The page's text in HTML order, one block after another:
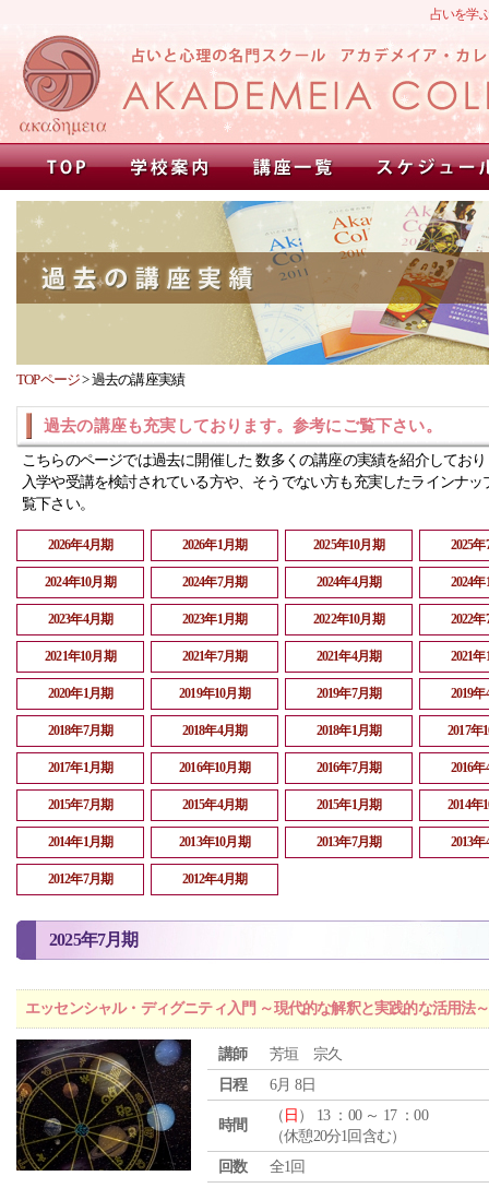
占いを学
TOPページ>過去の講座実績
過去の講座も充実しております。参考にご覧下さい。
こちらのページでは過去に開催した 数多くの講座の実績を紹介してお
入学や受講を検討されている方や、そうでない方も充実したラインナッ
覧下さい。
2026年4月期 2026年1月期 2025年10月期 2025
2024年10月期 2024年7月期 2024年4月期 2024
2023年4月期 2023年1月期 2022年10月期 2022
2021年10月期 2021年7月期 2021年4月期 2021
2020年1月期 2019年10月期 2019年7月期 2019
2018年7月期 2018年4月期 2018年1月期 2017年
2017年1月期 2016年10月期 2016年7月期 2016
2015年7月期 2015年4月期 2015年1月期 2014年
2014年1月期 2013年10月期 2013年7月期 2013
2012年7月期 2012年4月期
2025年7月期
エッセンシャル・ディグニティ入門 ～現代的な解釈と実践的な活用法～
講師
芳垣 宗久
日程
6月 8日
時間
（ 日 ） 13 ：00 ～ 17 ：00
（休憩20分1回含む）
回数
全1回